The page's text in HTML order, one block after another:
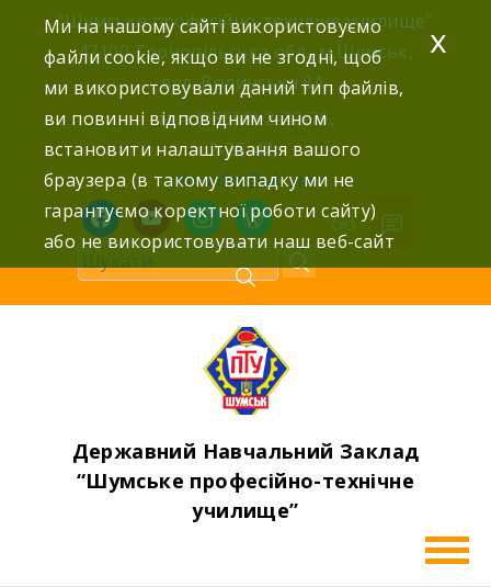
content
“Шумське професійно-технічне училище”
47100 Тернопільська обл., м.Шумськ,
вул. Волинська 8А,
тел: (03558) 2-22-76,
2-25-42,
shumdnz@ukr.net
facebookyoutubeinstagramwordpress
Державний Навчальний Заклад
“Шумське професійно-технічне
училище”
Ми на нашому сайті використовуємо
файли cookie, якщо ви не згодні, щоб
ми використовували даний тип файлів,
ви повинні відповідним чином
встановити налаштування вашого
браузера (в такому випадку ми не
гарантуємо коректної роботи сайту)
або не використовувати наш веб-сайт
x